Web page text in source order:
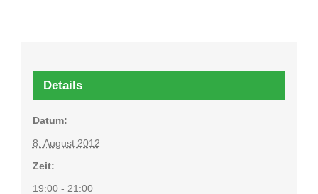
Details
Datum:
8. August 2012
Zeit:
19:00 - 21:00